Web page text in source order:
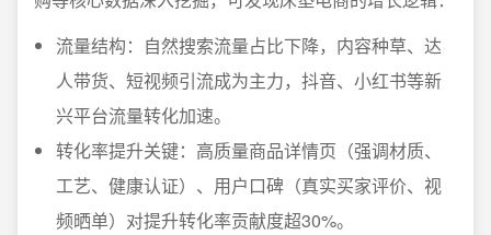
流量结构：自然搜索流量占比下降，内容种草、达
人带货、短视频引流成为主力，抖音、小红书等新
兴平台流量转化加速。
转化率提升关键：高质量商品详情页（强调材质、
工艺、健康认证）、用户口碑（真实买家评价、视
频晒单）对提升转化率贡献度超30%。